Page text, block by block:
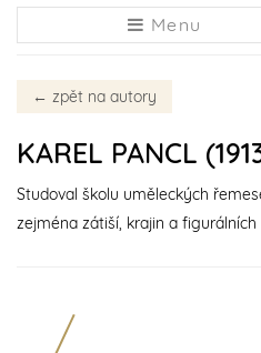
Menu
← zpět na autory
KAREL PANCL
Studoval školu uměleckých
zejména zátiší, krajin a figurálních